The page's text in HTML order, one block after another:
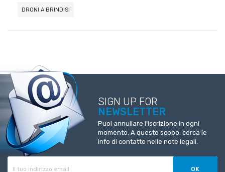
DRONI A BRINDISI
SIGN UP FOR
NEWSLETTER
Puoi annullare l'iscrizione in ogni
momento. A questo scopo, cerca le
info di contatto nelle note legali.